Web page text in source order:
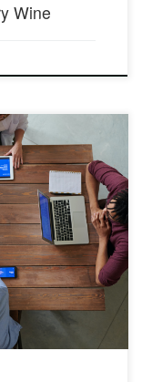
Wine
Externado de Colombia
Aire con la participación
del Departamento de
información